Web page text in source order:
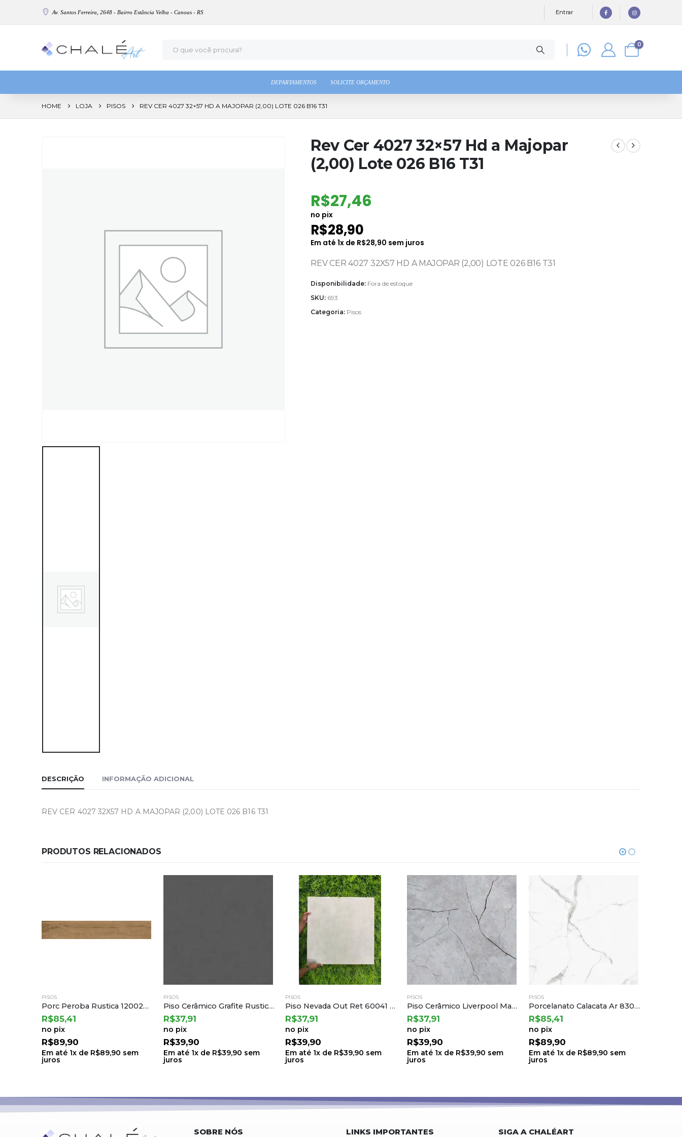
Av. Santos Ferreira, 2648 - Bairro Estância Velha - Canoas - RS Entrar
0
DEPARTAMENTOS SOLICITE ORÇAMENTO
HOME LOJA PISOS REV CER 4027 32×57 HD A MAJOPAR (2,00) LOTE 026 B16 T31
Rev Cer 4027 32×57 Hd a Majopar
(2,00) Lote 026 B16 T31
R$27,46
no pix
R$28,90
Em até 1x de R$28,90 sem juros
REV CER 4027 32X57 HD A MAJOPAR (2,00) LOTE 026 B16 T31
Disponibilidade: Fora de estoque
SKU: 693
Categoria: Pisos
DESCRIÇÃO INFORMAÇÃO ADICIONAL
REV CER 4027 32X57 HD A MAJOPAR (2,00) LOTE 026 B16 T31
PRODUTOS RELACIONADOS
PISOS
Porc Peroba Rustica 120028 a Embramaco
R$85,41
no pix
R$89,90
Em até 1x de R$89,90 sem
juros
PISOS
Piso Cerâmico Grafite Rustico Ret 75,5×75,5 a Cedasa
R$37,91
no pix
R$39,90
Em até 1x de R$39,90 sem
juros
PISOS
Piso Nevada Out Ret 60041 60×60 a Embramaco (2,52) T.71 C.6 L.0508
R$37,91
no pix
R$39,90
Em até 1x de R$39,90 sem
juros
PISOS
Piso Cerâmico Liverpool Matte 75×75 a Cedasa
R$37,91
no pix
R$39,90
Em até 1x de R$39,90 sem
juros
PISOS
Porcelanato Calacata Ar 83002 83×83 a Damme
R$85,41
no pix
R$89,90
Em até 1x de R$89,90 sem
juros
SOBRE NÓS LINKS IMPORTANTES SIGA A CHALÉART